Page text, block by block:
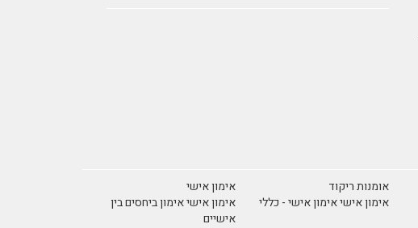
אומנות ריקוד
אימון אישי
אימון אישי אימון אישי - כללי
אימון אישי אימון ביחסים בין
אישיים